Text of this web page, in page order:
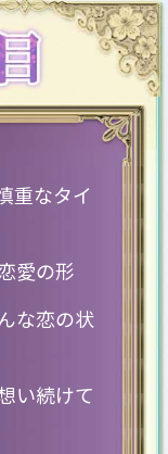
重なタイ
愛の形
な恋の状
い続けて